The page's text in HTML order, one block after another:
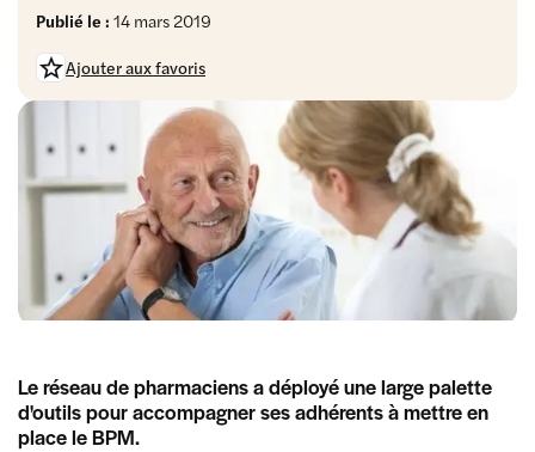
Publié le : 14 mars 2019
Ajouter aux favoris
Le réseau de pharmaciens a déployé une large palette
d'outils pour accompagner ses adhérents à mettre en
place le BPM.